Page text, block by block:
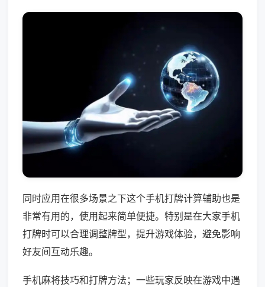
同时应用在很多场景之下这个手机打牌计算辅助也是
非常有用的，使用起来简单便捷。特别是在大家手机
打牌时可以合理调整牌型，提升游戏体验，避免影响
好友间互动乐趣。
手机麻将技巧和打牌方法；一些玩家反映在游戏中遇